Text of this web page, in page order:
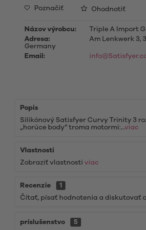
Poznačiť Ohodnotiť
Názov výrobcu:
Triple A Import
Adresa:
Am Lenkwerk 3,
Germany
Email:
Popis
Silikónový Satisfyer Curvy Trinity 3
„horúce body“ troma motormi:...viac
Vlastnosti
Zobraziť vlastnosti viac
Recenzie
1
Čítať, písať hodnotenia a diskutovať o
príslušenstvo 5